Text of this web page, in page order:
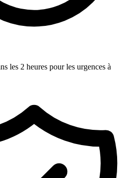
les 2 heures pour les urgences à